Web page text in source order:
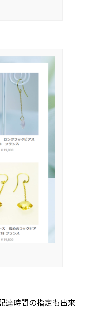
達時間の指定も出来